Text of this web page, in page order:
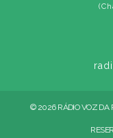
© 2026 RÁDIO VOZ DA